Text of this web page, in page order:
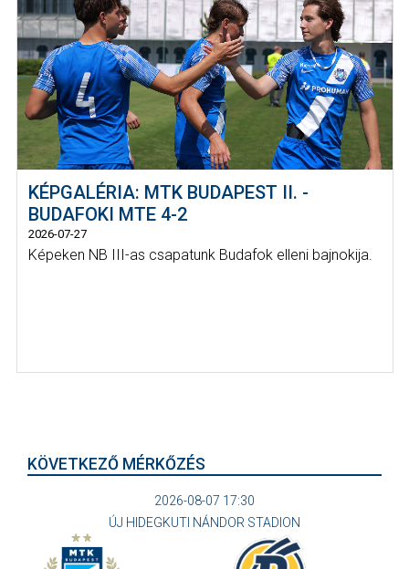
KÉPGALÉRIA: MTK BUDAPEST II. -
BUDAFOKI MTE 4-2
2026-07-27
Képeken NB III-as csapatunk Budafok elleni bajnokija.
KÖVETKEZŐ MÉRKŐZÉS
2026-08-07 17:30
ÚJ HIDEGKUTI NÁNDOR STADION